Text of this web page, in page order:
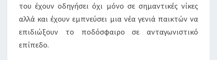
του έχουν οδηγήσει όχι μόνο σε σημαντικές νίκες
αλλά και έχουν εμπνεύσει μια νέα γενιά παικτών να
επιδιώξουν το ποδόσφαιρο σε ανταγωνιστικό
επίπεδο.